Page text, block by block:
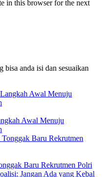
in this browser for the next
anda isi dan sesuaikan
Awal Menuju
Baru Rekrutmen Polri